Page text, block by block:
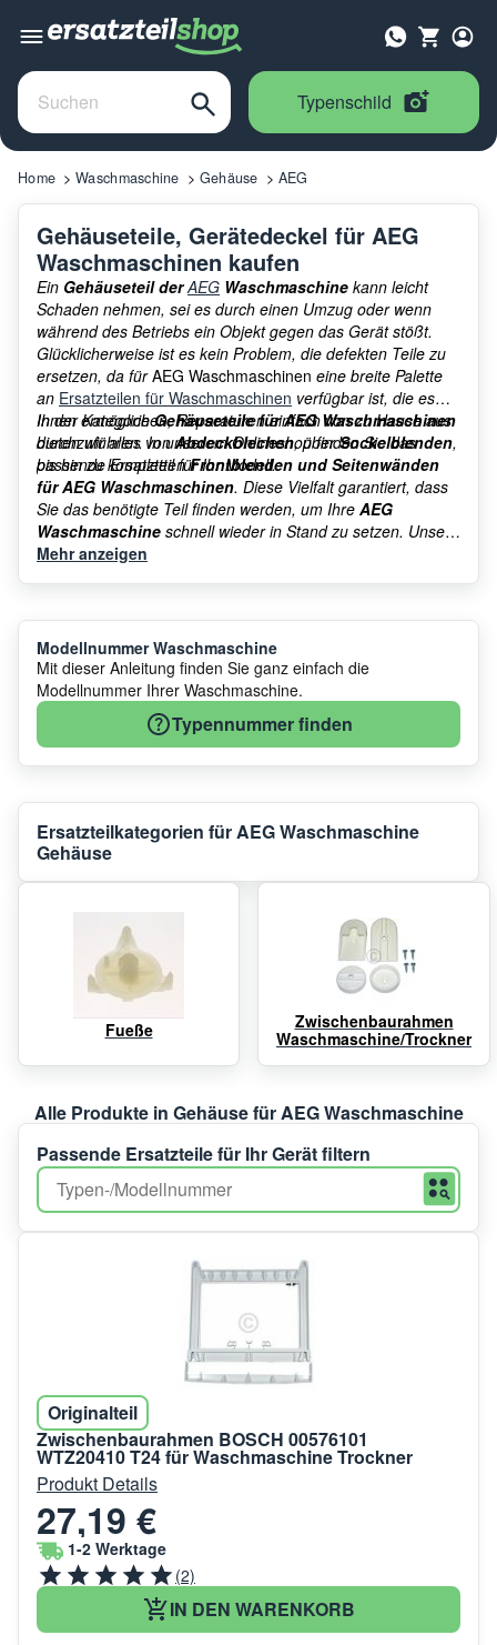
Typenschild
Home Waschmaschine Gehäuse AEG
Gehäuseteile, Gerätedeckel für AEG
Waschmaschinen kaufen
Ein Gehäuseteil derAEG Waschmaschine kann leicht
Schaden nehmen, sei es durch einen Umzug oder wenn
während des Betriebs ein Objekt gegen das Gerät stößt.
Glücklicherweise ist es kein Problem, die defekten Teile zu
ersetzen, da fürAEG Waschmaschinen eine breite Palette
an Ersatzteilen für Waschmaschinen verfügbar ist, die es
Ihnen ermöglichen, Reparaturen einfach von zu Hause aus
durchzuführen. In unserem Onlineshop finden Sie das
passende Ersatzteil für Ihr Modell.
In der KategorieGehäuseteile für AEG Waschmaschinen
bieten wir alles vonAbdeckblechen, überSockelblenden,
bis hin zu komplettenFrontblenden und Seitenwänden
für AEG Waschmaschinen. Diese Vielfalt garantiert, dass
Sie das benötigte Teil finden werden, um Ihre AEG
Waschmaschine schnell wieder in Stand zu setzen. Unsere
Auswahl an hochwertigen Bauteilen wartet darauf, Ihr Gerät
Mehr anzeigen
Modellnummer Waschmaschine
Mit dieser Anleitung finden Sie ganz einfach die
Modellnummer Ihrer Waschmaschine.
Typennummer finden
Ersatzteilkategorien für AEG Waschmaschine
Gehäuse
Fueße
Zwischenbaurahmen
Waschmaschine/Trockner
Alle Produkte in Gehäuse für AEG Waschmaschine
Passende Ersatzteile für Ihr Gerät filtern
Originalteil
Zwischenbaurahmen BOSCH 00576101
WTZ20410 T24 für Waschmaschine Trockner
Produkt Details
27,19 €
1-2 Werktage
(2)
IN DEN WARENKORB